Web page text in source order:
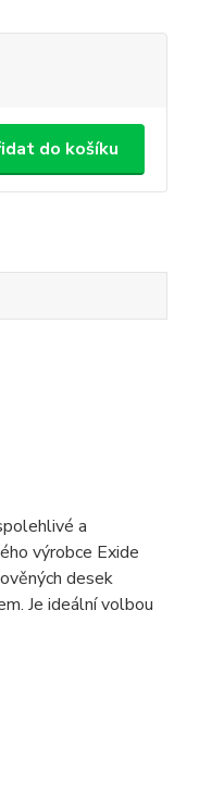
do košíku
a
výrobce Exide
desek
Je ideální volbou